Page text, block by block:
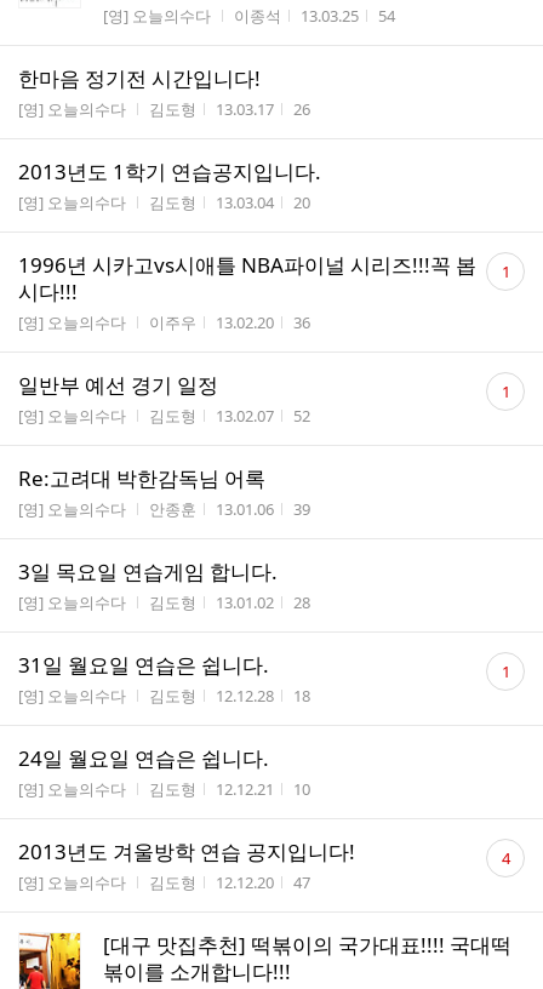
게시판명
[영] 오늘의수다 작성자
이종석 작성시간
13.03.25 조회수
54
한마음 정기전 시간입니다!
게시판명
[영] 오늘의수다 작성자
김도형 작성시간
13.03.17 조회수
26
2013년도 1학기 연습공지입니다.
게시판명
[영] 오늘의수다 작성자
김도형 작성시간
13.03.04 조회수
20
1996년 시카고vs시애틀 NBA파이널 시리즈!!!꼭 봅
시다!!!
게시판명
[영] 오늘의수다 작성자
이주우 작성시간
13.02.20 조회수
36
댓
글 1
일반부 예선 경기 일정
게시판명
[영] 오늘의수다 작성자
김도형 작성시간
13.02.07 조회수
52
댓
글 1
Re:고려대 박한감독님 어록
게시판명
[영] 오늘의수다 작성자
안종훈 작성시간
13.01.06 조회수
39
3일 목요일 연습게임 합니다.
게시판명
[영] 오늘의수다 작성자
김도형 작성시간
13.01.02 조회수
28
31일 월요일 연습은 쉽니다.
게시판명
[영] 오늘의수다 작성자
김도형 작성시간
12.12.28 조회수
18
댓
글 1
24일 월요일 연습은 쉽니다.
게시판명
[영] 오늘의수다 작성자
김도형 작성시간
12.12.21 조회수
10
2013년도 겨울방학 연습 공지입니다!
게시판명
[영] 오늘의수다 작성자
김도형 작성시간
12.12.20 조회수
47
댓
글 4
[대구 맛집추천] 떡볶이의 국가대표!!!! 국대떡
볶이를 소개합니다!!!